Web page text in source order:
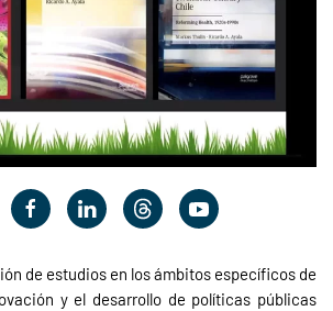
de estudios en los ámbitos específicos de
y el desarrollo de políticas públicas